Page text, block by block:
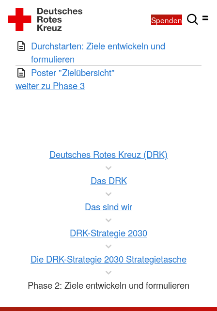
Spenden
Durchstarten: Ziele entwickeln und
formulieren
Poster "Zielübersicht"
weiter zu Phase 3
Deutsches Rotes Kreuz (DRK)
Das DRK
Das sind wir
DRK-Strategie 2030
Die DRK-Strategie 2030 Strategietasche
Phase 2: Ziele entwickeln und formulieren